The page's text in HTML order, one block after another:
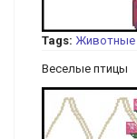
Tags: Животные
Веселые птицы